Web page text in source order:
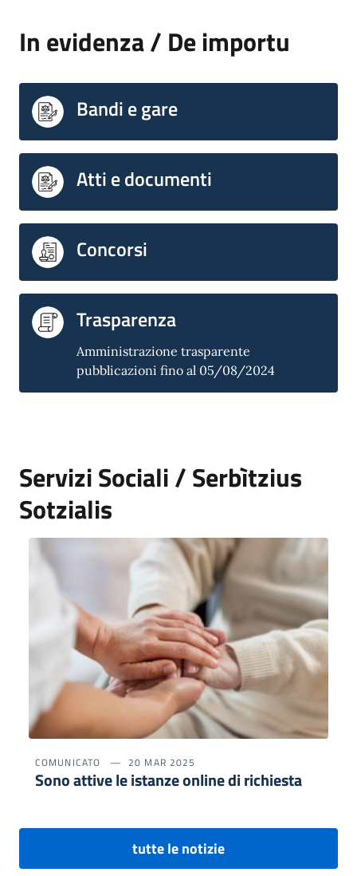
In evidenza / De importu
Bandi e gare
Atti e documenti
Concorsi
Trasparenza
Amministrazione trasparente
pubblicazioni fino al 05/08/2024
Servizi Sociali / Serbìtzius
Sotzialis
COMUNICATO 20 MAR 2025
Sono attive le istanze online di richiesta
tutte le notizie